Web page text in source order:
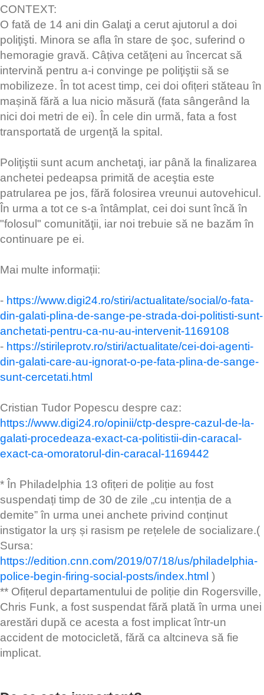
CONTEXT:
O fată de 14 ani din Galaţi a cerut ajutorul a doi
poliţişti. Minora se afla în stare de şoc, suferind o
hemoragie gravă. Câțiva cetăţeni au încercat să
intervină pentru a-i convinge pe poliţiştii să se
mobilizeze. În tot acest timp, cei doi ofițeri stăteau în
mașină fără a lua nicio măsură (fata sângerând la
nici doi metri de ei). În cele din urmă, fata a fost
transportată de urgenţă la spital.
Poliţiştii sunt acum anchetaţi, iar până la finalizarea
anchetei pedeapsa primită de aceştia este
patrularea pe jos, fără folosirea vreunui autovehicul.
În urma a tot ce s-a întâmplat, cei doi sunt încă în
"folosul" comunităţii, iar noi trebuie să ne bazăm în
continuare pe ei.
Mai multe informații:
- https://www.digi24.ro/stiri/actualitate/social/o-fata-
din-galati-plina-de-sange-pe-strada-doi-politisti-sunt-
anchetati-pentru-ca-nu-au-intervenit-1169108
- https://stirileprotv.ro/stiri/actualitate/cei-doi-agenti-
din-galati-care-au-ignorat-o-pe-fata-plina-de-sange-
sunt-cercetati.html
Cristian Tudor Popescu despre caz:
https://www.digi24.ro/opinii/ctp-despre-cazul-de-la-
galati-procedeaza-exact-ca-politistii-din-caracal-
exact-ca-omoratorul-din-caracal-1169442
* În Philadelphia 13 ofițeri de poliție au fost
suspendați timp de 30 de zile „cu intenția de a
demite” în urma unei anchete privind conținut
instigator la urș și rasism pe rețelele de socializare.(
Sursa:
https://edition.cnn.com/2019/07/18/us/philadelphia-
police-begin-firing-social-posts/index.html )
** Ofițerul departamentului de poliție din Rogersville,
Chris Funk, a fost suspendat fără plată în urma unei
arestări după ce acesta a fost implicat într-un
accident de motocicletă, fără ca altcineva să fie
implicat.